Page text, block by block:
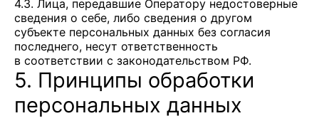
4.3. Лица, передавшие Оператору недостоверные
сведения о себе, либо сведения о другом
субъекте персональных данных без согласия
последнего, несут ответственность
в соответствии с законодательством РФ.
5. Принципы обработки
персональных данных